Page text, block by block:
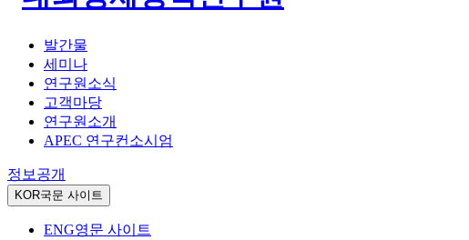
발간물
세미나
연구원소식
고객마당
연구원소개
APEC 연구컨소시엄
정보공개
KOR국문 사이트
ENG영문 사이트